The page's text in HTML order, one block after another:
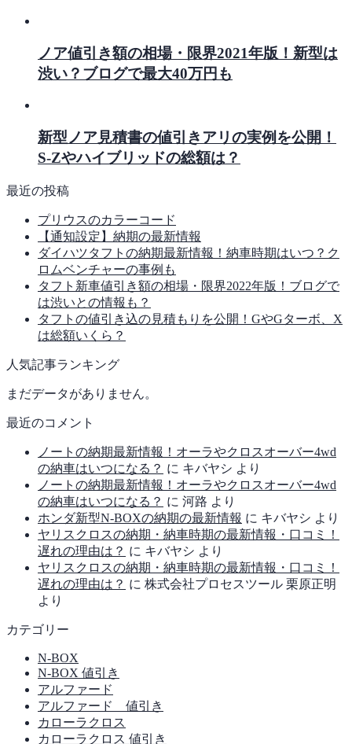
ノア値引き額の相場・限界2021年版！新型は
渋い？ブログで最大40万円も
新型ノア見積書の値引きアリの実例を公開！
S-Zやハイブリッドの総額は？
最近の投稿
プリウスのカラーコード
【通知設定】納期の最新情報
ダイハツタフトの納期最新情報！納車時期はいつ？ク
ロムベンチャーの事例も
タフト新車値引き額の相場・限界2022年版！ブログで
は渋いとの情報も？
タフトの値引き込の見積もりを公開！GやGターボ、X
は総額いくら？
人気記事ランキング
まだデータがありません。
最近のコメント
ノートの納期最新情報！オーラやクロスオーバー4wd
の納車はいつになる？ に キバヤシ より
ノートの納期最新情報！オーラやクロスオーバー4wd
の納車はいつになる？ に 河路 より
ホンダ新型N-BOXの納期の最新情報 に キバヤシ より
ヤリスクロスの納期・納車時期の最新情報・口コミ！
遅れの理由は？ に キバヤシ より
ヤリスクロスの納期・納車時期の最新情報・口コミ！
遅れの理由は？ に 株式会社プロセスツール 栗原正明
より
カテゴリー
N-BOX
N-BOX 値引き
アルファード
アルファード 値引き
カローラクロス
カローラクロス 値引き